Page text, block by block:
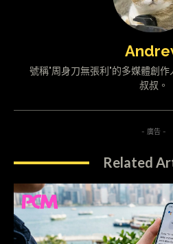
號稱"周身刀無張利"的多媒體創
叔叔。
- 廣告 -
Related